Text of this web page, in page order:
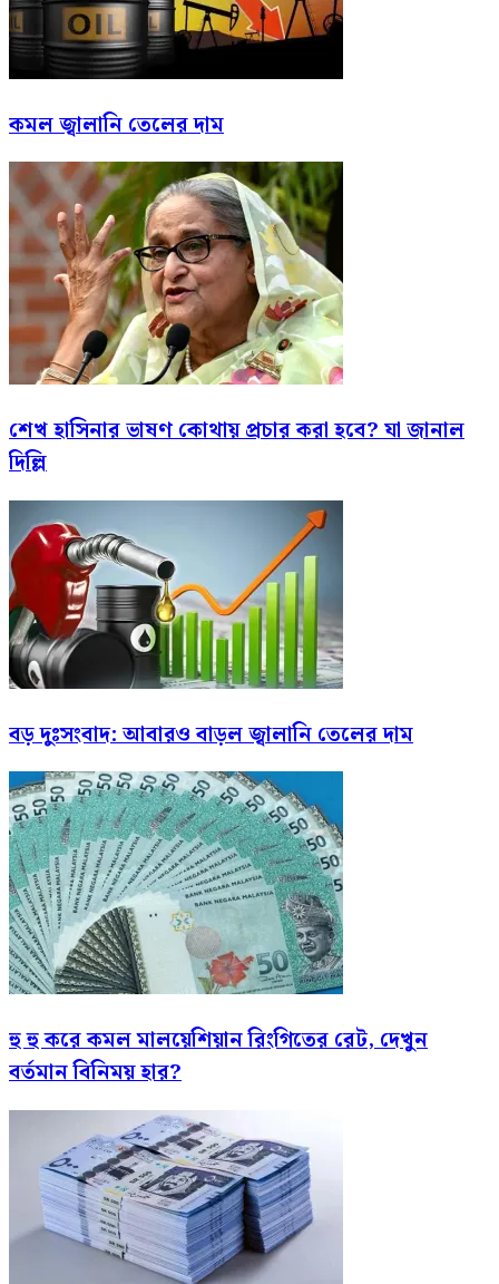
কমল জ্বালানি তেলের দাম
শেখ হাসিনার ভাষণ কোথায় প্রচার করা হবে? যা জানাল
দিল্লি
বড় দুঃসংবাদ: আবারও বাড়ল জ্বালানি তেলের দাম
হু হু করে কমল মালয়েশিয়ান রিংগিতের রেট, দেখুন
বর্তমান বিনিময় হার?